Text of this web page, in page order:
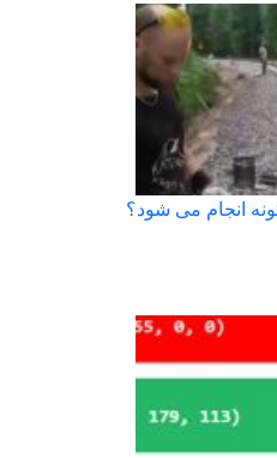
انجام می شود؟